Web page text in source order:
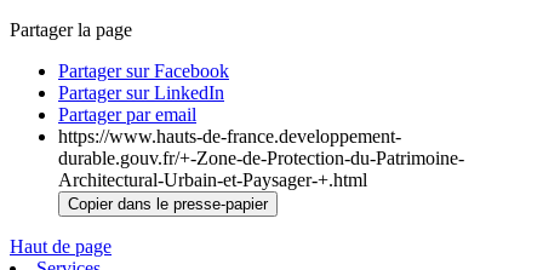
Partager la page
Partager sur Facebook
Partager sur LinkedIn
Partager par email
https://www.hauts-de-france.developpement-
durable.gouv.fr/+-Zone-de-Protection-du-Patrimoine-
Architectural-Urbain-et-Paysager-+.html
Copier dans le presse-papier
Haut de page